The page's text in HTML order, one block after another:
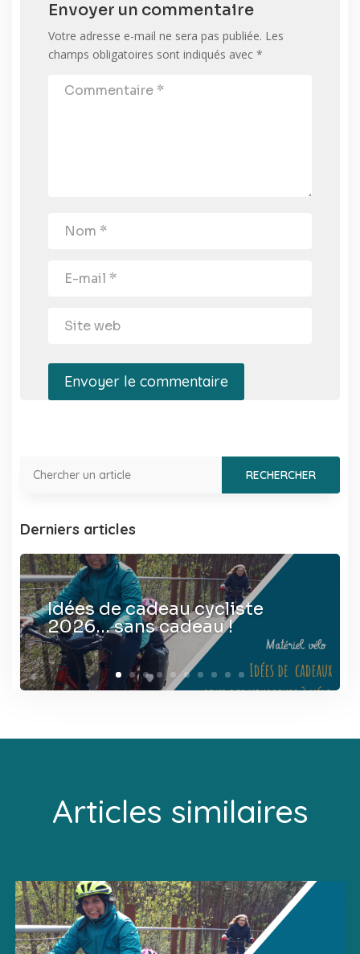
Envoyer un commentaire
Votre adresse e-mail ne sera pas publiée. Les
champs obligatoires sont indiqués avec *
Envoyer le commentaire
Derniers articles
Idées de cadeau cycliste
2026… sans cadeau !
Articles similaires